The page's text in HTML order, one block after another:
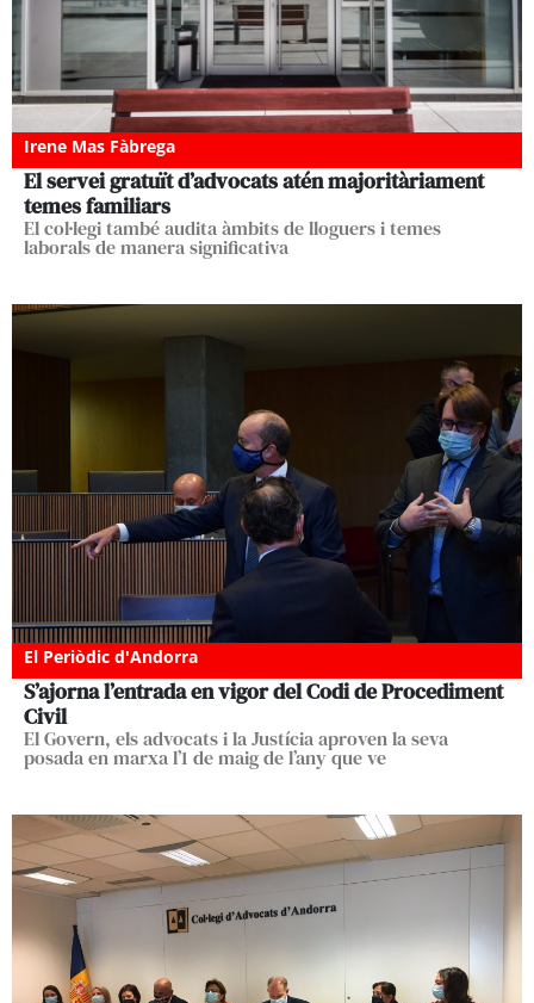
Irene Mas Fàbrega
El servei gratuït d’advocats atén majoritàriament
temes familiars
El col·legi també audita àmbits de lloguers i temes
laborals de manera significativa
El Periòdic d'Andorra
S’ajorna l’entrada en vigor del Codi de Procediment
Civil
El Govern, els advocats i la Justícia aproven la seva
posada en marxa l’1 de maig de l’any que ve